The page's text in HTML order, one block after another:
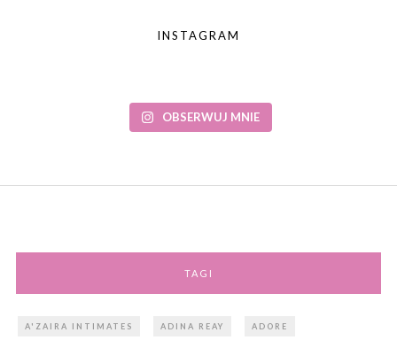
INSTAGRAM
OBSERWUJ MNIE
TAGI
A'ZAIRA INTIMATES ADINA REAY ADORE